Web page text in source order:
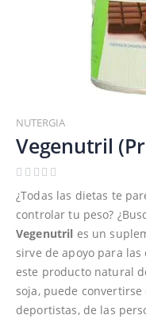
al
comienzo
de
la
galería
de
imágenes
NUTERGIA
Vegenutril
¿Todas las dietas te
controlar tu peso?
Vegenutril es un
sirve de apoyo para
este producto natural
soja, puede
deportistas, de las